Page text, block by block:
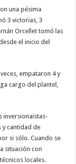
una pésima
3 victorias, 3
Orcellet tomó las
el inicio del
empataron 4 y
cargo del plantel,
inversionaistas-
y cantidad de
si sólo. Cuando se
situación con
locales.